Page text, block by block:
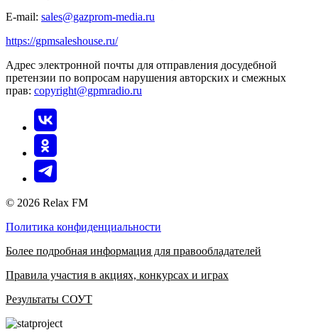
E-mail: sales@gazprom-media.ru
https://gpmsaleshouse.ru/
Адрес электронной почты для отправления досудебной
претензии по вопросам нарушения авторских и смежных
прав: copyright@gpmradio.ru
© 2026 Relax FM
Политика конфиденциальности
Более подробная информация для правообладателей
Правила участия в акциях, конкурсах и играх
Результаты СОУТ